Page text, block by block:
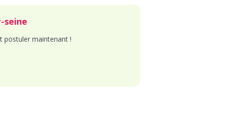
seine
postuler maintenant !